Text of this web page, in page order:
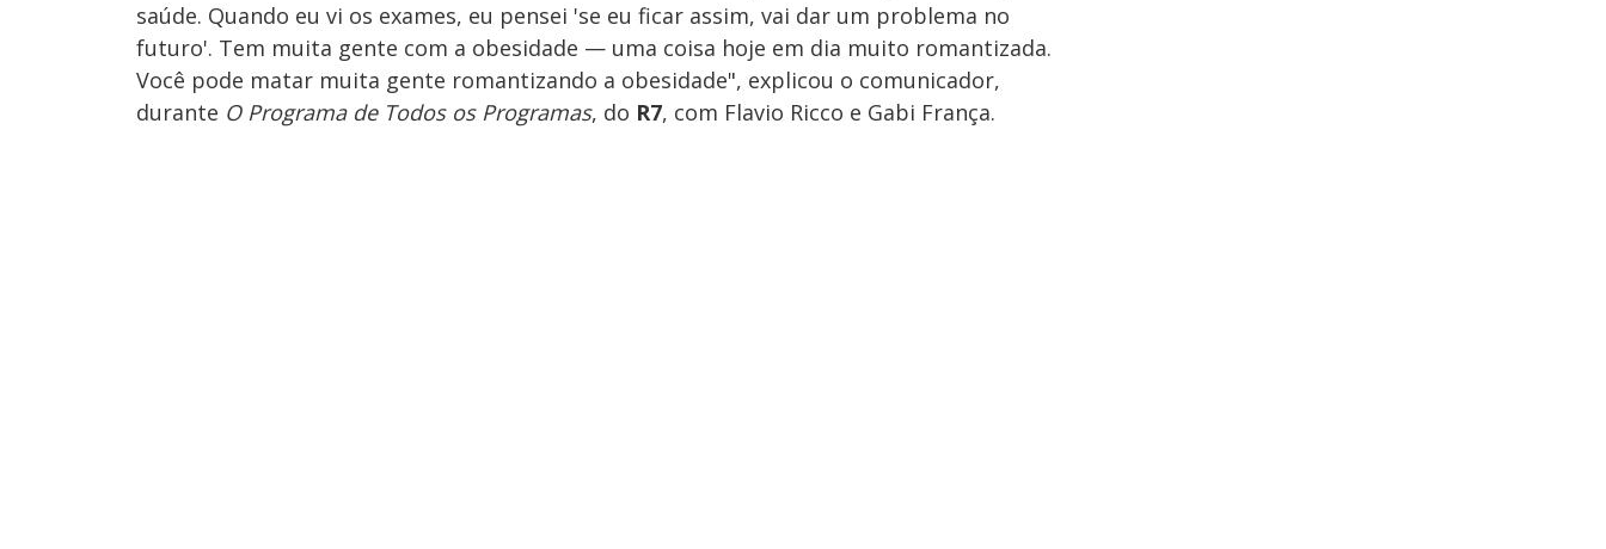
saúde. Quando eu vi os exames, eu pensei 'se eu ficar assim, vai dar um problema no
futuro'. Tem muita gente com a obesidade — uma coisa hoje em dia muito romantizada.
Você pode matar muita gente romantizando a obesidade", explicou o comunicador,
durante O Programa de Todos os Programas, do R7, com Flavio Ricco e Gabi França.